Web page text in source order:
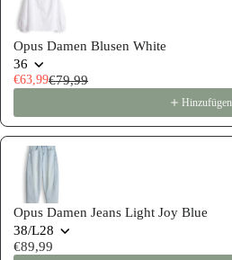
Opus Damen Blusen White
36
€63,99€79,99
Hinzufügen
Opus Damen Jeans Light Joy Blue
38/L28
€89,99